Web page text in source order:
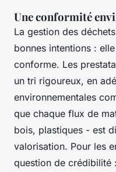
Une conformité
La gestion des
bonnes intentions :
conforme. Les
un tri rigoureux, en
environnementales
que chaque flux de
bois, plastiques - est
valorisation. Pour les
question de crédibilité